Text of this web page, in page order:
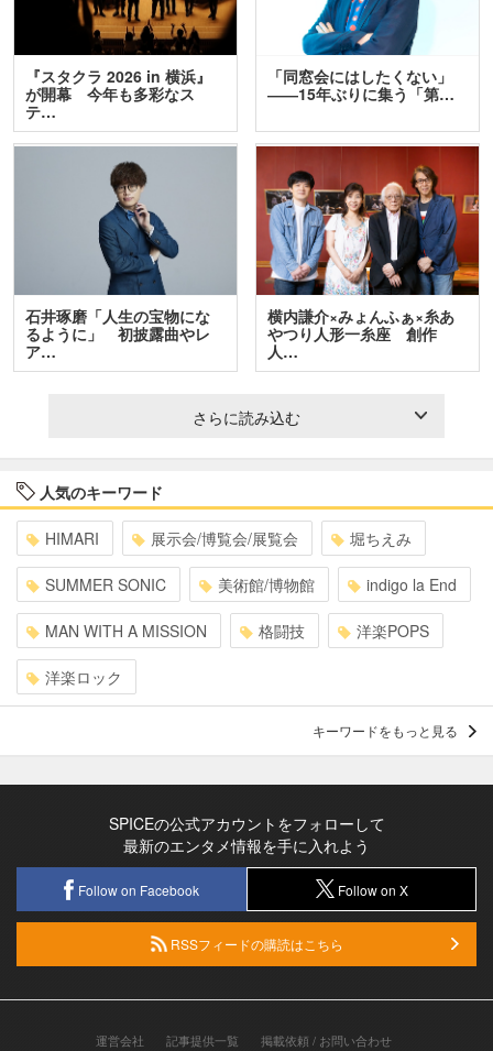
『スタクラ 2026 in 横浜』
が開幕 今年も多彩なス
テ…
「同窓会にはしたくない」
――15年ぶりに集う「第…
石井琢磨「人生の宝物にな
るように」 初披露曲やレ
ア…
横内謙介×みょんふぁ×糸あ
やつり人形一糸座 創作
人…
さらに読み込む
人気のキーワード
HIMARI 展示会/博覧会/展覧会 堀ちえみ
SUMMER SONIC 美術館/博物館 indigo la End
MAN WITH A MISSION 格闘技 洋楽POPS
洋楽ロック
キーワードをもっと見る
SPICEの公式アカウントをフォローして
最新のエンタメ情報を手に入れよう
Follow on Facebook Follow on X
RSSフィードの購読はこちら
運営会社 記事提供一覧 掲載依頼 / お問い合わせ